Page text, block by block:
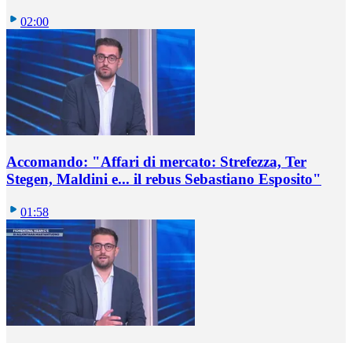
02:00
Accomando: "Affari di mercato: Strefezza, Ter
Stegen, Maldini e... il rebus Sebastiano Esposito"
01:58